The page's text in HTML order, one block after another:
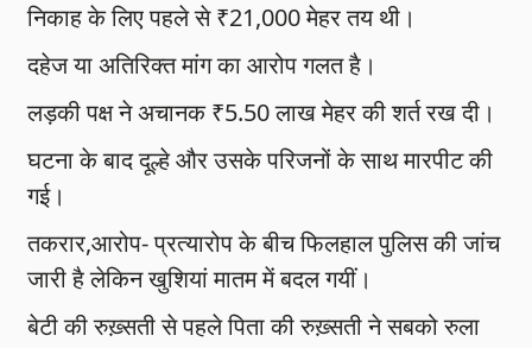
निकाह के लिए पहले से ₹21,000 मेहर तय थी।
दहेज या अतिरिक्त मांग का आरोप गलत है।
लड़की पक्ष ने अचानक ₹5.50 लाख मेहर की शर्त रख दी।
घटना के बाद दूल्हे और उसके परिजनों के साथ मारपीट की
गई।
तकरार,आरोप- प्रत्यारोप के बीच फिलहाल पुलिस की जांच
जारी है लेकिन खुशियां मातम में बदल गयीं।
बेटी की रुख़्सती से पहले पिता की रुख़्सती ने सबको रुला